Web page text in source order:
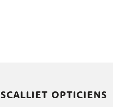
SCALLIET OPTICIENS